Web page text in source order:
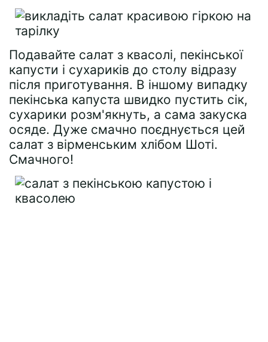
Подавайте салат з квасолі, пекінської
капусти і сухариків до столу відразу
після приготування. В іншому випадку
пекінська капуста швидко пустить сік,
сухарики розм'якнуть, а сама закуска
осяде. Дуже смачно поєднується цей
салат з вірменським хлібом Шоті.
Смачного!